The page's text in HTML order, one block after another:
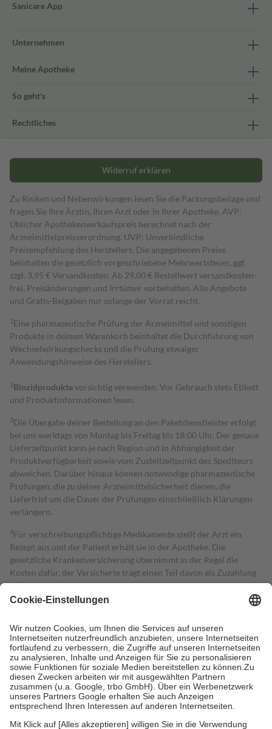
Sanicare App
Unternehmen
Meine Apotheke
So geht's
Rechtliches
Widerruf erklären
Zu Risiken und Nebenwirkungen lesen Sie die Packungsbeilage und
fragen Sie Ihre Ärztin, Ihren Arzt oder in Ihrer Apotheke. AVP:
Üblicher Apothekenverkaufspreis berechnet nach der
Arzneimittelpreisverordnung. UVP: Unverbindliche
Preisempfehlung des Herstellers. Die angegebenen Preise
beinhalten die gesetzlich vorgeschriebene Mehrwertsteuer, ggf.
zzgl. 3,95 € Versandkosten. Ab 29,00 € Bestell­wert versand­kosten­
frei. Preisänderungen und Irrtümer vorbehalten. Alle Angebote
und Gratis-Beigaben nur solange der Vorrat reicht.
1 Eine pharmazeutische Prüfung der Arzneimittel und sonstigen
Produkte in deinem Warenkorb beinhaltet die Durchführung von
Wechselwirkungschecks und die Prüfung etwaiger
Anwendungshinweise des Herstellers.
2Biozidproduktevorsichtig verwenden. Vor Gebrauch stets Etikett
und Produktinformationen lesen.
3Die Übergabe deiner Bestellung an den Paketdienstleister erfolgt
bei uns werktags von Montag bis Freitag bis 18:00 Uhr. Der genaue
Lieferzeitpunkt kann je nach Region und in Abhängigkeit der
Produktverfügbarkeit sowie vom Zustellzeitpunkt des Spediteurs
abweichen. Darüber hinaus können notwendige pharmazeutische
Prüfungen, die zu deiner Arzneimittelsicherheit dienen, die
Lieferfrist um die Dauer der Prüfungen einschließlich Klärungen
verlängern.
4Für verschreibungspflichtige Medikamente stellt der Arzt ein
Rezept aus und der Patient erhält sie in der Apotheke. Die
gesetzliche Krankenversicherung übernimmt in der Regel die
Kosten dafür, der Versicherte trägt einen Teil davon als Zuzahlung
mit.
Grundsätzlich leisten Mitglieder Zuzahlungen in Höhe von zehn
höchstens zehn Euro.
Es sind jedoch nie mehr als die tatsächlichen
Kosten der Leistung zu entrichten.
Diese Regeln gelten grundsätzlich auch für Online-Apotheken.
Bei Heilmitteln und häuslicher Krankenpflege beträgt die
Zuzahlung zehn Prozent der Kosten sowie zehn Euro je
Verordnung.
Um das Engagement der Versicherten für ihre eigene Gesundheit zu
stärken und die besondere Stellung der Familie zu unterstützen,
fallenkeine Zuzahlungenan bei: